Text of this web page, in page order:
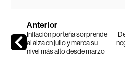
Anterior
Inflación porteña sorprende
al alza en julio y marca su
nivel más alto desde marzo